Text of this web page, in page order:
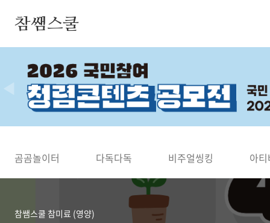
참쌤스쿨
곰곰놀이터 다독다독 비주얼씽킹 아
참쌤스쿨 참미료 (영양)